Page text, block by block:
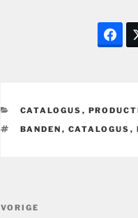
CATEGORIEËN
CATALOGUS ,
TAGS
BANDEN , CATALOGUS ,
Bericht
Vorig
VORIGE